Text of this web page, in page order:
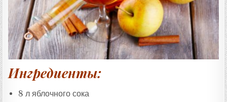
Ингредиенты:
8 л яблочного сока